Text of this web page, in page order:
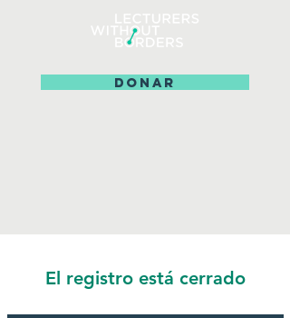
DONAR
El registro está cerrado